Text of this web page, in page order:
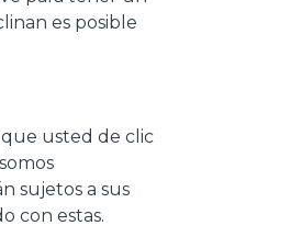
es posible
que usted de clic
sujetos a sus
con estas.